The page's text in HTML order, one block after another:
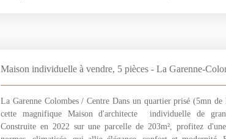
Maison individuelle à vendre, 5 pièces - La Garenne-
La Garenne Colombes / Centre Dans un quartier prisé (5mn
cette magnifique Maison d'architecte individuelle de
Construite en 2022 sur une parcelle de 203m², profitez